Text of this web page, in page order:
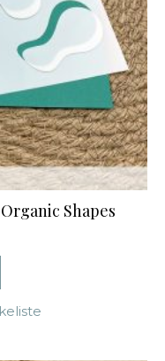
Shapes